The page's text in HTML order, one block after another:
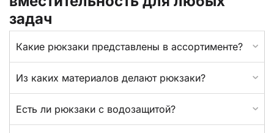
задач
Какие рюкзаки представлены в ассортименте?
Из каких материалов делают рюкзаки?
Есть ли рюкзаки с водозащитой?